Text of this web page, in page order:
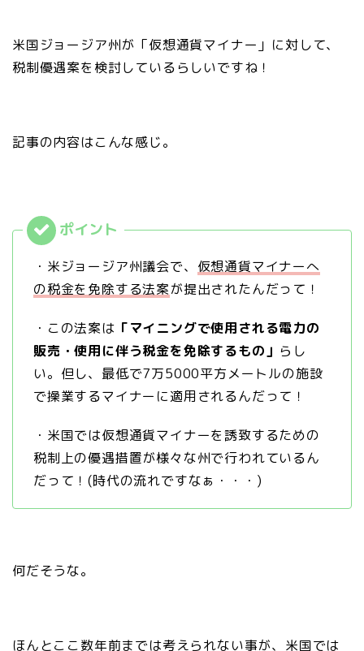
米国ジョージア州が「仮想通貨マイナー」に対して、
税制優遇案を検討しているらしいですね！
記事の内容はこんな感じ。
・米ジョージア州議会で、 仮想通貨マイナーへ
の税金を免除する法案が提出されたんだって！
・この法案は 「マイニングで使用される電力の
販売・使用に伴う税金を免除するもの」 らし
い。但し、最低で7万5000平方メートルの施設
で操業するマイナーに適用されるんだって！
・米国では仮想通貨マイナーを誘致するための
税制上の優遇措置が様々な州で行われているん
だって！(時代の流れですなぁ・・・)
何だそうな。
ほんとここ数年前までは考えられない事が、米国では